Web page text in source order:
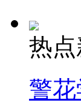
热点
警